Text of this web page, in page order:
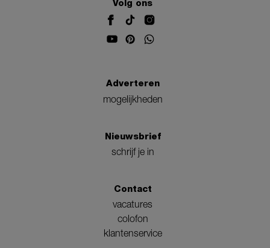
Volg ons
Adverteren
mogelijkheden
Nieuwsbrief
schrijf je in
Contact
vacatures
colofon
klantenservice